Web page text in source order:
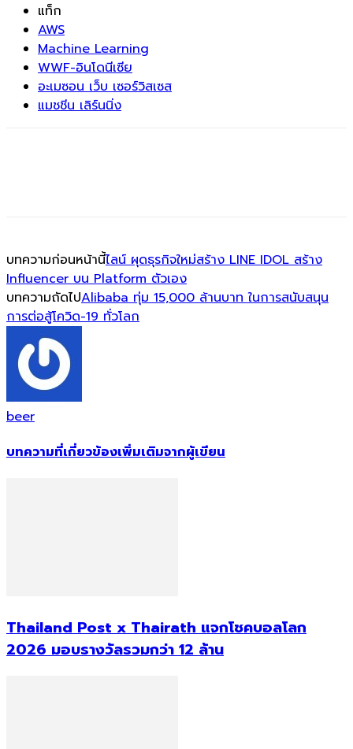
แท็ก
AWS
Machine Learning
WWF-อินโดนีเซีย
อะเมซอน เว็บ เซอร์วิสเซส
แมชชีน เลิร์นนิ่ง
บทความก่อนหน้านี้ไลน์ ผุดธุรกิจใหม่สร้าง LINE IDOL สร้าง
Influencer บน Platform ตัวเอง
บทความถัดไปAlibaba ทุ่ม 15,000 ล้านบาท ในการสนับสนุน
การต่อสู้โควิด-19 ทั่วโลก
beer
บทความที่เกี่ยวข้องเพิ่มเติมจากผู้เขียน
Thailand Post x Thairath แจกโชคบอลโลก
2026 มอบรางวัลรวมกว่า 12 ล้าน